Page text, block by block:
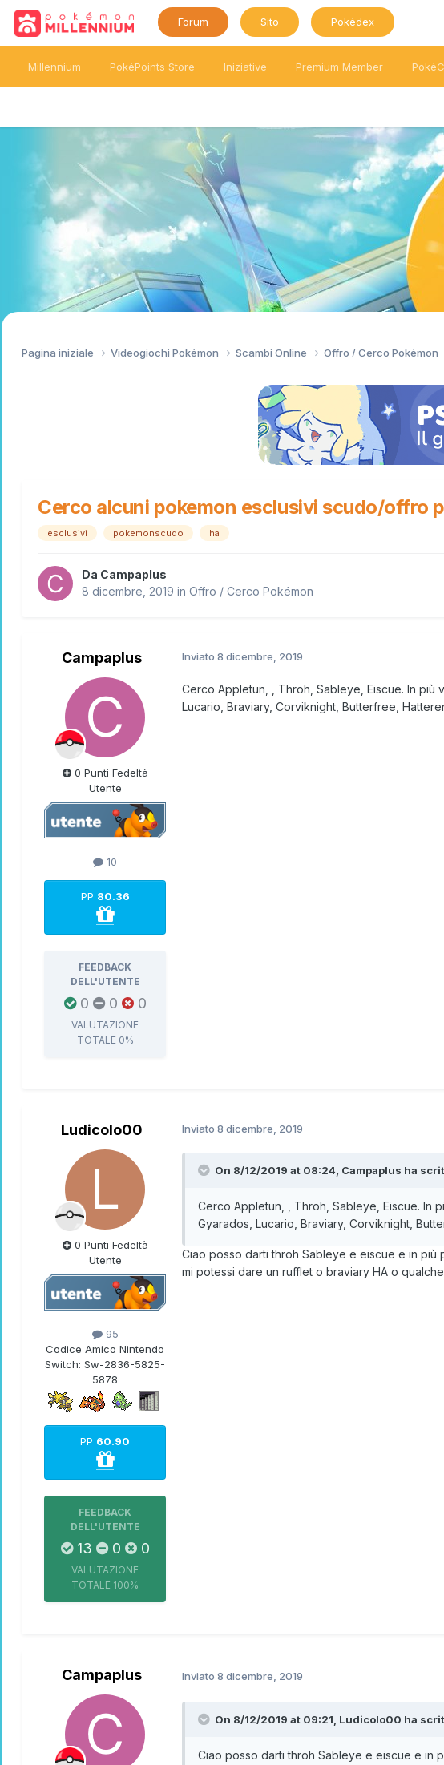
Forum Sito Pokédex
Millennium PokéPoints Store Iniziative Premium Member
Pagina iniziale Videogiochi Pokémon Scambi Online Offro / Cerco Pokémon
Cerco alcuni pokemon esclusivi scudo/offro
esclusivi pokemonscudo ha
Da Campaplus
8 dicembre, 2019 in Offro / Cerco Pokémon
Campaplus
0 Punti Fedeltà
Utente
10
PP 80.36
FEEDBACK
DELL'UTENTE
0 0 0
VALUTAZIONE
TOTALE 0%
Inviato 8 dicembre, 2019
Cerco Appletun, , Throh, Sableye, Eiscue. In più
Lucario, Braviary, Corviknight, Butterfree,
Ludicolo00
0 Punti Fedeltà
Utente
95
Codice Amico Nintendo
Switch: Sw-2836-5825-
5878
PP 60.90
FEEDBACK
DELL'UTENTE
13 0 0
VALUTAZIONE
TOTALE 100%
Inviato 8 dicembre, 2019
On 8/12/2019 at 08:24, Campaplus ha
Cerco Appletun, , Throh, Sableye, Eiscue. In
Gyarados, Lucario, Braviary, Corviknight,
Ciao posso darti throh Sableye e eiscue e in
mi potessi dare un rufflet o braviary HA o
Campaplus Inviato 8 dicembre, 2019
On 8/12/2019 at 09:21, Ludicolo00 ha
Ciao posso darti throh Sableye e eiscue e in